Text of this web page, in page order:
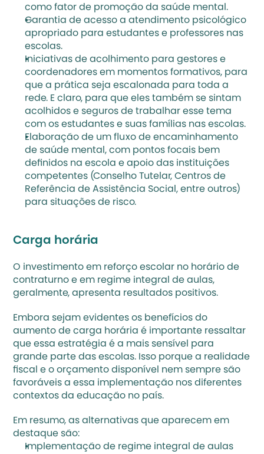
como fator de promoção da saúde mental.
Garantia de acesso a atendimento psicológico
apropriado para estudantes e professores nas
escolas.
Iniciativas de acolhimento para gestores e
coordenadores em momentos formativos, para
que a prática seja escalonada para toda a
rede. E claro, para que eles também se sintam
acolhidos e seguros de trabalhar esse tema
com os estudantes e suas famílias nas escolas.
Elaboração de um fluxo de encaminhamento
de saúde mental, com pontos focais bem
definidos na escola e apoio das instituições
competentes (Conselho Tutelar, Centros de
Referência de Assistência Social, entre outros)
para situações de risco.
Carga horária
O investimento em reforço escolar no horário de
contraturno e em regime integral de aulas,
geralmente, apresenta resultados positivos.
Embora sejam evidentes os benefícios do
aumento de carga horária é importante ressaltar
que essa estratégia é a mais sensível para
grande parte das escolas. Isso porque a realidade
fiscal e o orçamento disponível nem sempre são
favoráveis a essa implementação nos diferentes
contextos da educação no país.
Em resumo, as alternativas que aparecem em
destaque são:
Implementação de regime integral de aulas